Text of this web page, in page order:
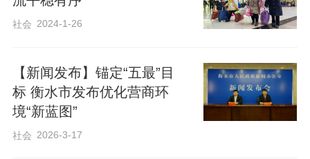
桃城区婚姻登记中心负责人表示，将持续
提升服务效能，把婚姻登记“全国通办”的政
策红利转化为群众实实在在的获得感，以
更优质、更暖心、更高效的服务，为每一
社会 2024-1-26
【新闻发布】锚定“五最”目
标 衡水市发布优化营商环
境“新蓝图”
社会 2026-3-17